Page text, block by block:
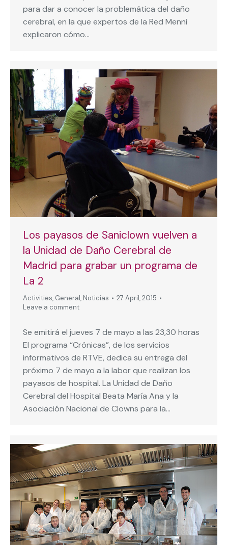
para dar a conocer la problemática del daño
cerebral, en la que expertos de la Red Menni
explicaron cómo…
Los payasos de Saniclown vuelven a
la Unidad de Daño Cerebral de
Madrid para grabar un programa de
La 2
Activities, General, Noticias
27 April, 2015
Leave a comment
Se emitirá el jueves 7 de mayo a las 23,30 horas
El programa “Crónicas”, de los servicios
informativos de RTVE, dedica su entrega del
próximo 7 de mayo a la labor que realizan los
payasos de hospital. La Unidad de Daño
Cerebral del Hospital Beata María Ana y la
Asociación Nacional de Clowns para la…